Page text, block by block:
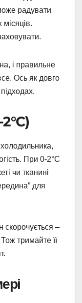
радувати
місяців.
і правильне
Ось як довго
При 0-2°C
чи тканині
для
–
тримайте її